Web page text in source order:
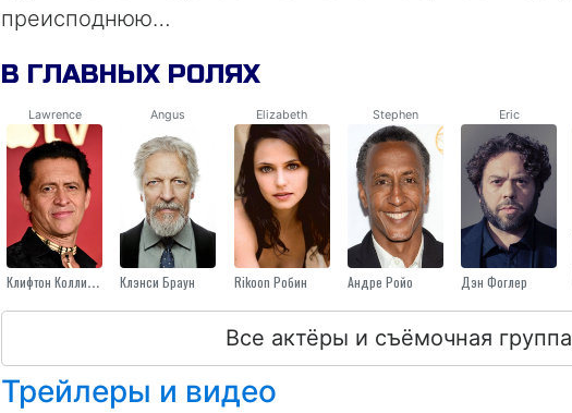
преисподнюю…
В ГЛАВНЫХ РОЛЯХ
Lawrence
Клифтон Коллинз-Младший
Angus
Клэнси Браун
Elizabeth
Rikoon Робин
Stephen
Андре Ройо
Eric
Дэн Фоглер
Все актёры и съёмочная группа
Трейлеры и видео